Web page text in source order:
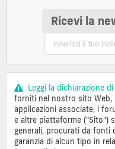
Ricevi la
Leggi la dichiarazione
forniti nel nostro sito Web,
applicazioni associate, i
e altre piattaforme ("Sito")
generali, procurati da fonti
garanzia di alcun tipo in